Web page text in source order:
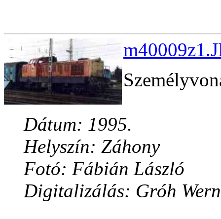
Dátum: 1995.
Helyszín: Záhony
Fotó: Fábián László
Digitalizálás: Gróh